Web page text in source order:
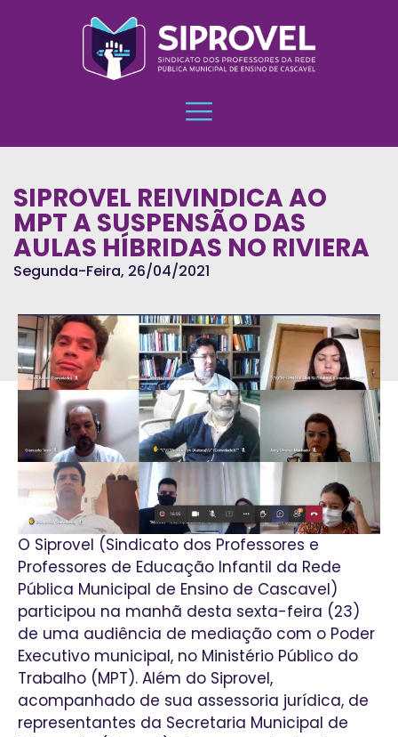
SIPROVEL REIVINDICA AO
MPT A SUSPENSÃO DAS
AULAS HÍBRIDAS NO RIVIERA
Segunda-Feira, 26/04/2021
O Siprovel (Sindicato dos Professores e
Professores de Educação Infantil da Rede
Pública Municipal de Ensino de Cascavel)
participou na manhã desta sexta-feira (23)
de uma audiência de mediação com o Poder
Executivo municipal, no Ministério Público do
Trabalho (MPT). Além do Siprovel,
acompanhado de sua assessoria jurídica, de
representantes da Secretaria Municipal de